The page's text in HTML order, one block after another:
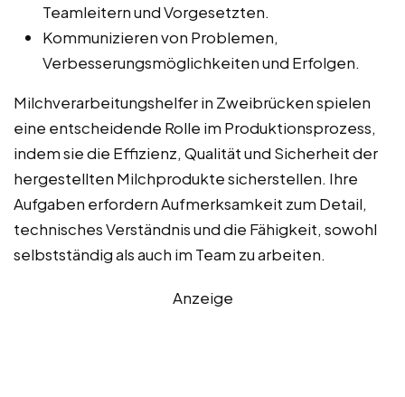
Teamleitern und Vorgesetzten.
Kommunizieren von Problemen,
Verbesserungsmöglichkeiten und Erfolgen.
Milchverarbeitungshelfer in Zweibrücken spielen
eine entscheidende Rolle im Produktionsprozess,
indem sie die Effizienz, Qualität und Sicherheit der
hergestellten Milchprodukte sicherstellen. Ihre
Aufgaben erfordern Aufmerksamkeit zum Detail,
technisches Verständnis und die Fähigkeit, sowohl
selbstständig als auch im Team zu arbeiten.
Anzeige